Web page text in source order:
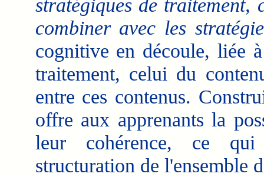
stratégiques de traitement,
combiner avec les
cognitive en découle, liée
traitement, celui du
entre ces contenus.
offre aux apprenants la
leur cohérence, ce
structuration de l'ensemble